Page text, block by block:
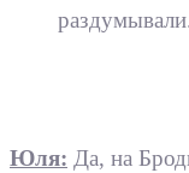
Юля: Да, на